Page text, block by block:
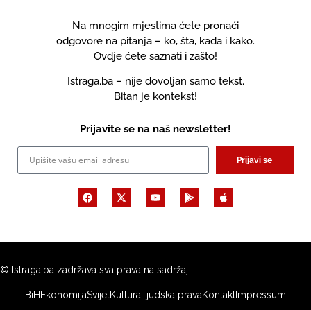
Na mnogim mjestima ćete pronaći
odgovore na pitanja – ko, šta, kada i kako.
Ovdje ćete saznati i zašto!
Istraga.ba – nije dovoljan samo tekst.
Bitan je kontekst!
Prijavite se na naš newsletter!
Prijavi se
© Istraga.ba zadržava sva prava na sadržaj
BiHEkonomijaSvijetKulturaLjudska pravaKontaktImpressum